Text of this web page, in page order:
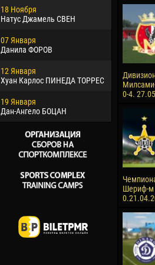
18 Ноября
Натус Джамель СВЕН
07 Января
Данила ФОРОВ
12 Января
Хуан Карлос ПИНЕДА ТОРРЕС
19 Января
Дан-Ангело БОЦАН
Хайдер
22 Марта
Самба
26 Марта
Витор
ОЛИВЕЙРА
0-4.
Шериф-м